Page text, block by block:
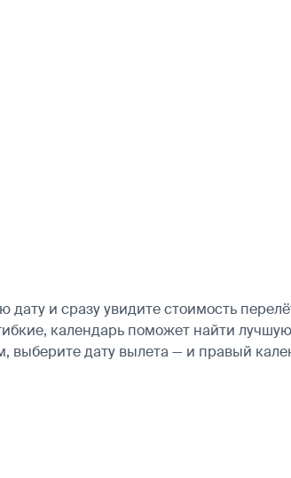
и сразу увидите стоимость
календарь поможет найти
выберите дату вылета — и правый